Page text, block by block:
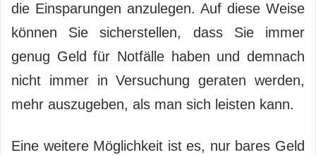
die Einsparungen anzulegen. Auf diese Weise
können Sie sicherstellen, dass Sie immer
genug Geld für Notfälle haben und demnach
nicht immer in Versuchung geraten werden,
mehr auszugeben, als man sich leisten kann.
Eine weitere Möglichkeit ist es, nur bares Geld